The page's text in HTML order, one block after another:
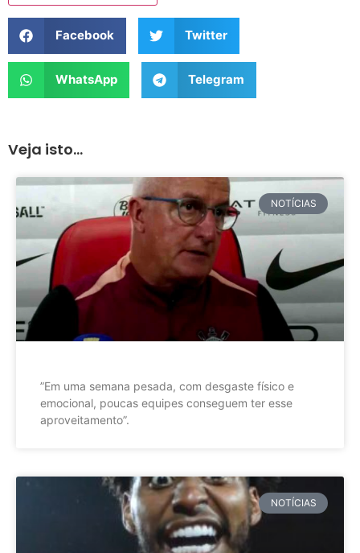
Facebook Twitter
WhatsApp Telegram
Veja isto...
NOTÍCIAS
”Em uma semana pesada, com desgaste físico e
emocional, poucas equipes conseguem ter esse
aproveitamento”.
NOTÍCIAS